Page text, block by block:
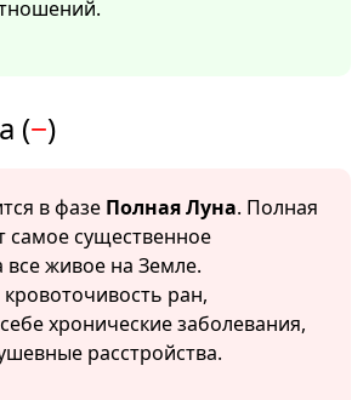
(−)
в фазе Полная Луна. Полная
самое существенное
все живое на Земле.
ран,
хронические заболевания,
расстройства.